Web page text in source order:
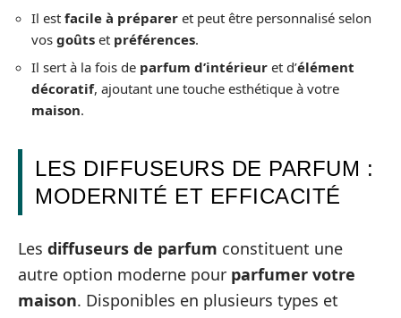
Il est facile à préparer et peut être personnalisé selon
vos goûts et préférences.
Il sert à la fois de parfum d’intérieur et d’élément
décoratif, ajoutant une touche esthétique à votre
maison.
LES DIFFUSEURS DE PARFUM :
MODERNITÉ ET EFFICACITÉ
Les diffuseurs de parfum constituent une
autre option moderne pour parfumer votre
maison. Disponibles en plusieurs types et